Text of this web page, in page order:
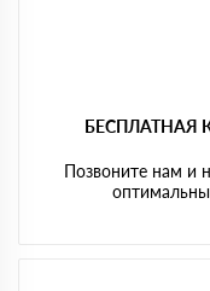
БЕСПЛАТНАЯ
Позвоните нам и